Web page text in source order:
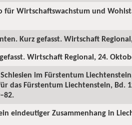
für Wirtschaftswachstum und
Kurz gefasst. Wirtschaft
Wirtschaft Regional, 24.
im Fürstentum
das Fürstentum Liechtenstein, Bd.
eindeutiger Zusammenhang in